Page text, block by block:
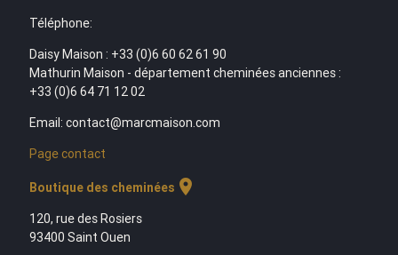
Téléphone:
Daisy Maison : +33 (0)6 60 62 61 90
Mathurin Maison - département cheminées anciennes :
+33 (0)6 64 71 12 02
Email: contact@marcmaison.com
Page contact
Boutique des cheminées location_on
120, rue des Rosiers
93400 Saint Ouen